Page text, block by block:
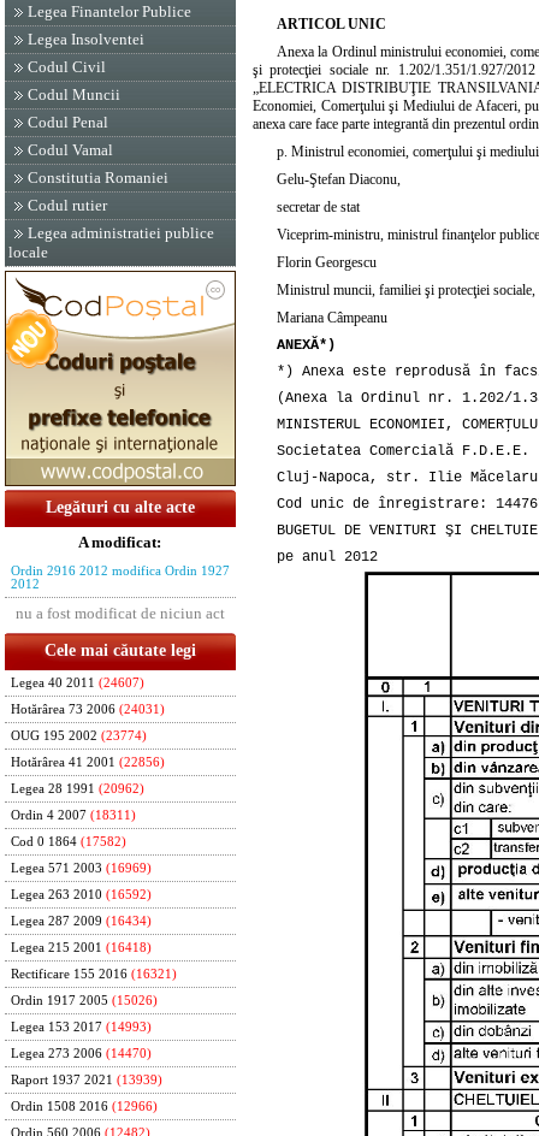
Legea Finantelor Publice
Legea Insolventei
Codul Civil
Codul Muncii
Codul Penal
Codul Vamal
Constitutia Romaniei
Codul rutier
Legea administratiei publice
locale
Legături cu alte acte
A modificat:
Ordin 2916 2012 modifica Ordin 1927
2012
nu a fost modificat de niciun act
Cele mai căutate legi
Legea 40 2011 (24607)
Hotărârea 73 2006 (24031)
OUG 195 2002 (23774)
Hotărârea 41 2001 (22856)
Legea 28 1991 (20962)
Ordin 4 2007 (18311)
Cod 0 1864 (17582)
Legea 571 2003 (16969)
Legea 263 2010 (16592)
Legea 287 2009 (16434)
Legea 215 2001 (16418)
Rectificare 155 2016 (16321)
Ordin 1917 2005 (15026)
Legea 153 2017 (14993)
Legea 273 2006 (14470)
Raport 1937 2021 (13939)
Ordin 1508 2016 (12966)
Ordin 560 2006 (12482)
ARTICOL UNIC
Anexa la Ordinul ministrului economiei,
şi protecţiei sociale nr. 1.202/1.351/1.927/
„ELECTRICA DISTRIBUŢIE
Economiei, Comerţului şi Mediului de Afaceri,
anexa care face parte integrantă din prezentul
p. Ministrul economiei, comerţului şi
Gelu-Ştefan Diaconu,
secretar de stat
Viceprim-ministru, ministrul finanţelor
Florin Georgescu
Ministrul muncii, familiei şi protecţiei sociale,
Mariana Câmpeanu
ANEXĂ*)
*) Anexa este reprodusă în
(Anexa la Ordinul nr. 1.202/
MINISTERUL ECONOMIEI,
Societatea Comercială F.D.E.E.
Cluj-Napoca, str. Ilie
Cod unic de înregistrare:
BUGETUL DE VENITURI ŞI
pe anul 2012